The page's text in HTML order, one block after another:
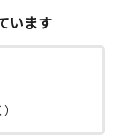
います